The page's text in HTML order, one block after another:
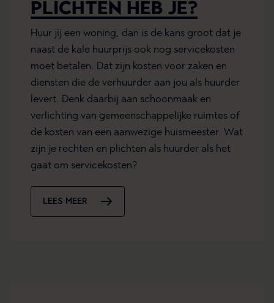
PLICHTEN HEB JE?
Huur jij een woning, dan is de kans groot dat je
naast de kale huurprijs ook nog servicekosten
moet betalen. Dat zijn kosten voor zaken en
diensten die de verhuurder aan jou als huurder
levert. Denk daarbij aan schoonmaak en
verlichting van gemeenschappelijke ruimtes of
de kosten van een aanwezige huismeester. Wat
zijn je rechten en plichten als huurder als het
gaat om servicekosten?
LEES MEER